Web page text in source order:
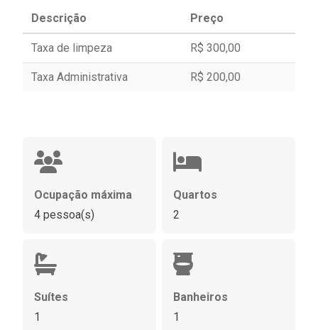
Descrição Preço
Taxa de limpeza R$ 300,00
Taxa Administrativa R$ 200,00
Ocupação máxima
4 pessoa(s)
Quartos
2
Suítes
1
Banheiros
1